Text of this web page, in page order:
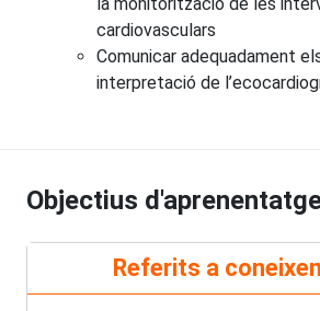
cardiovasculars
Comunicar adequadament
interpretació de
Objectius
Referits a